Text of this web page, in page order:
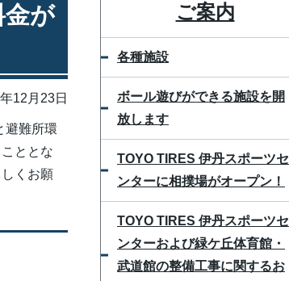
金が
12月23日
避難所環
ととな
くお願
ご案内
各種施設
ボール遊びができる施設を開
放します
TOYO TIRES 伊丹スポーツセ
ンターに相撲場がオープン！
TOYO TIRES 伊丹スポーツセ
ンターおよび緑ケ丘体育館・
武道館の整備工事に関するお